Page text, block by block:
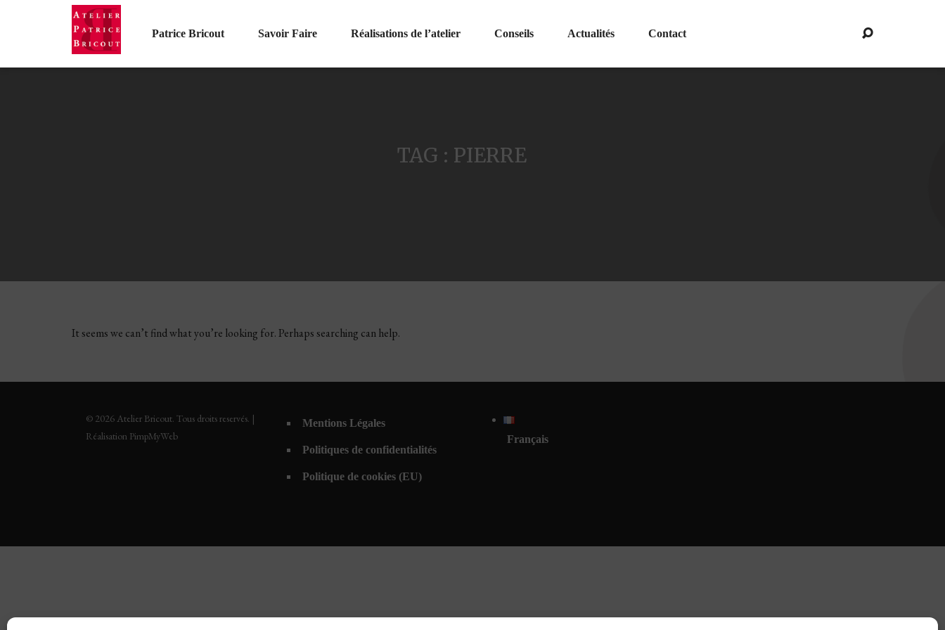
Patrice Bricout Savoir Faire Réalisations de l’atelier Conseils Actualités Contact
TAG : PIERRE
It seems we can’t find what you’re looking for. Perhaps searching can help.
Mentions Légales
Politiques de confidentialités
Politique de cookies (EU)
Français
© 2026 Atelier Bricout. Tous droits reservés. |
Réalisation PimpMyWeb